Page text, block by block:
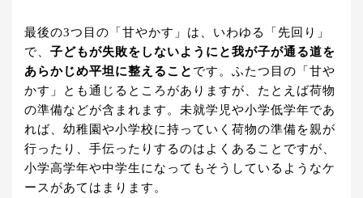
最後の3つ目の「甘やかす」は、いわゆる「先回り」
で、 子どもが失敗をしないようにと我が子が通る道を
あらかじめ平坦に整えること です。ふたつ目の「甘や
かす」とも通じるところがありますが、たとえば荷物
の準備などが含まれます。未就学児や小学低学年であ
れば、幼稚園や小学校に持っていく荷物の準備を親が
行ったり、手伝ったりするのはよくあることですが、
小学高学年や中学生になってもそうしているようなケ
ースがあてはまります。